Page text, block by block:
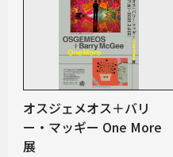
オスジェメオス＋バリ
ー・マッギー One More
展